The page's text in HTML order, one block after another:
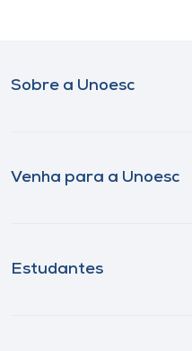
Sobre a Unoesc
Venha para a Unoesc
Estudantes